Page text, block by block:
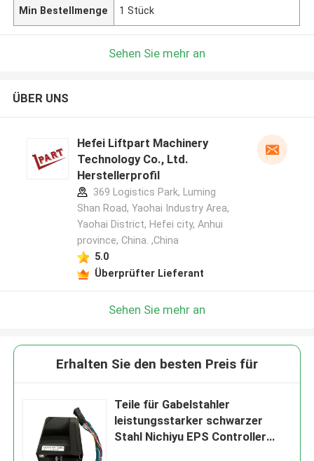
Min Bestellmenge 1 Stück
Sehen Sie mehr an
ÜBER UNS
Hefei Liftpart Machinery
Technology Co., Ltd.
Herstellerprofil
369 Logistics Park, Luming
Shan Road, Yaohai Industry Area,
Yaohai District, Hefei city, Anhui
province, China. ,China
5.0
Überprüfter Lieferant
Sehen Sie mehr an
Erhalten Sie den besten Preis für
Teile für Gabelstahler
leistungsstarker schwarzer
Stahl Nichiyu EPS Controller